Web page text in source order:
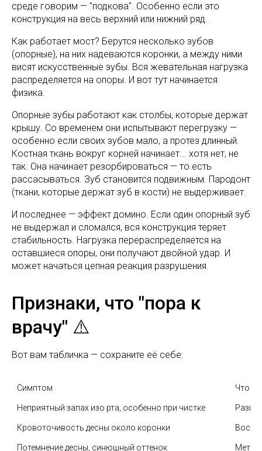
среде говорим — "подкова". Особенно если это
конструкция на весь верхний или нижний ряд.
Как работает мост? Берутся несколько зубов
(опорные), на них надеваются коронки, а между ними
висят искусственные зубы. Вся жевательная нагрузка
распределяется на опоры. И вот тут начинается
физика.
Опорные зубы работают как столбы, которые держат
крышу. Со временем они испытывают перегрузку —
особенно если своих зубов мало, а протез длинный.
Костная ткань вокруг корней начинает... хотя нет, не
так. Она начинает резорбироваться — то есть
рассасываться. Зуб становится подвижным. Пародонт
(ткани, которые держат зуб в кости) не выдерживает.
И последнее — эффект домино. Если один опорный зуб
не выдержал и сломался, вся конструкция теряет
стабильность. Нагрузка перераспределяется на
оставшиеся опоры, они получают двойной удар. И
может начаться цепная реакция разрушения.
Признаки, что "пора к
врачу" ⚠️
Вот вам табличка — сохраните её себе:
Симптом Что
Неприятный запах изо рта, особенно при чистке
Кровоточивость десны около коронки
Потемнение десны, синюшный оттенок